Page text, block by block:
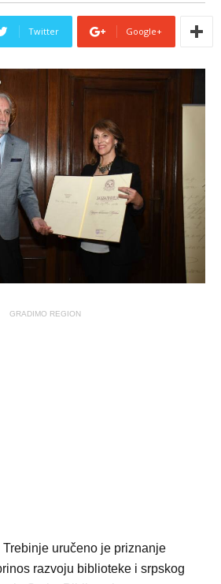
Twitter Google+
GRADIMO REGION
uručeno je priznanje
razvoju biblioteke i srpskog